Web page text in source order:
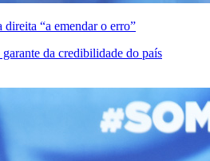
“a emendar o erro”
da credibilidade do país